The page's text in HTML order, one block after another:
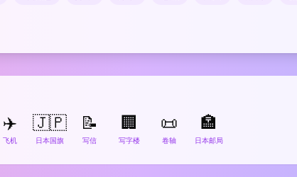
✈️
飞机
🇯🇵
日本国旗
📝
写信
🏢
写字楼
📜
卷轴
🏣
日本邮局